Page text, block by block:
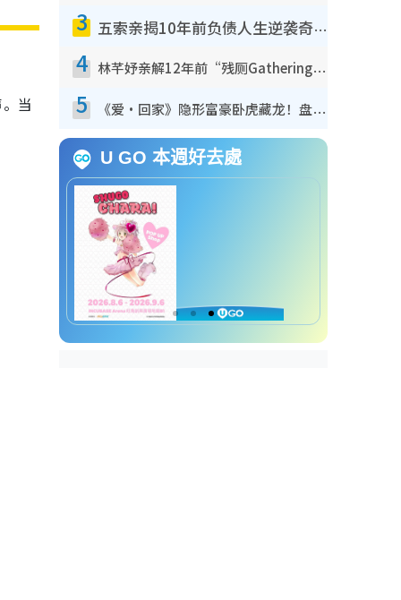
当
3 五索亲揭10年前负债人生逆袭奇迹！全靠去一地方转运后即遇上马先生
4 林芊妤亲解12年前“残厕Gathering”真相！高层解约一句话重创尊严，至今拒返TVB
5 《爱·回家》隐形富豪卧虎藏龙！盘点12位财气逼人的有钱艺人：这位美女3亿身家不愁做
U GO 本週好去處